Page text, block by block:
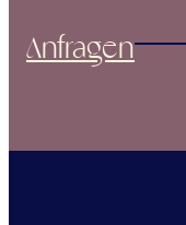
Anfragen